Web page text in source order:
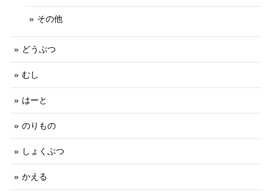
その他
どうぶつ
むし
はーと
のりもの
しょくぶつ
かえる